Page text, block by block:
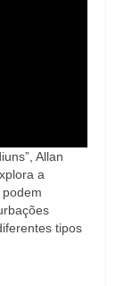
Allan
a
tipos